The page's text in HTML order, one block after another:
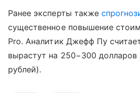
Ранее эксперты также
существенное повышение
Pro. Аналитик Джефф Пу
вырастут на 250−300
рублей).